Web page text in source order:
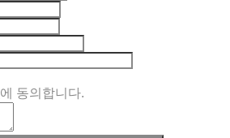
에 동의합니다.